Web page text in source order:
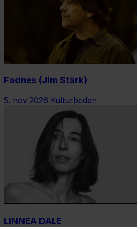
Fadnes (Jim Stärk)
5. nov 2026 Kulturboden
LINNEA DALE